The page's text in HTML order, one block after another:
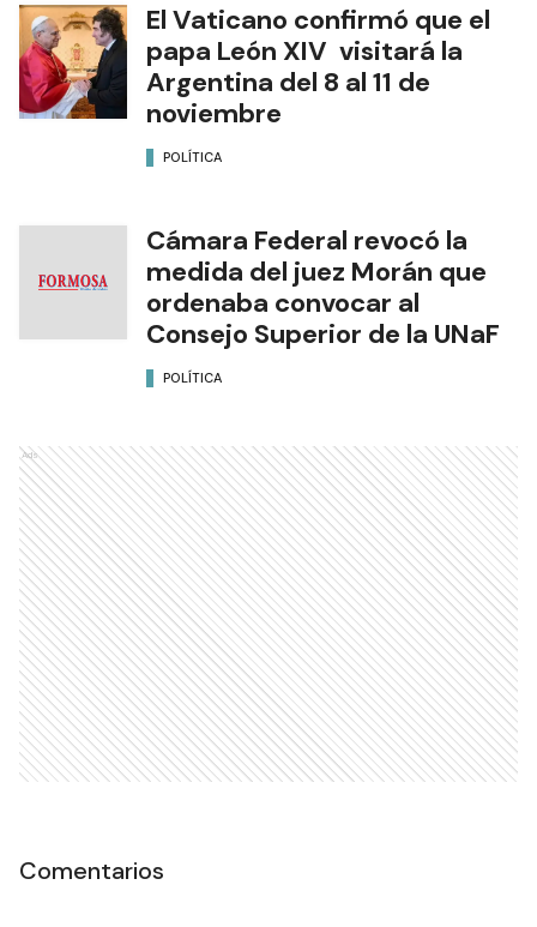
El Vaticano confirmó que el
papa León XIV visitará la
Argentina del 8 al 11 de
noviembre
POLÍTICA
Cámara Federal revocó la
medida del juez Morán que
ordenaba convocar al
Consejo Superior de la UNaF
POLÍTICA
Ads
Comentarios